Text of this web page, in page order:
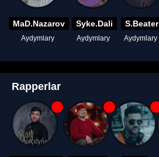
MaD.Nazarov
Aydymlary
Syke.Dali
Aydymlary
S.Beater
Aydymlary
Rapperlar